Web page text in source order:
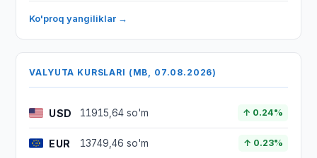
Ko'proq yangiliklar →
VALYUTA KURSLARI (MB, 07.08.2026)
USD 11915,64 so'm ↑ 0.24%
EUR 13749,46 so'm ↑ 0.23%